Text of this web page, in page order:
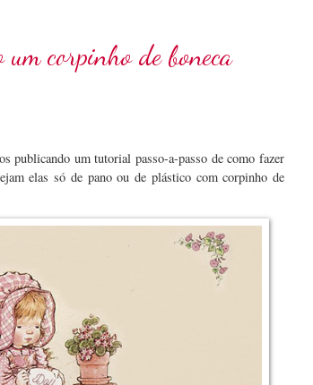
corpinho de boneca
publicando um tutorial passo-a-passo de como fazer
elas só de pano ou de plástico com corpinho de